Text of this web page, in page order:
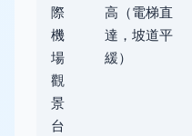
際
機
場
觀
景
台
高（電梯直
達，坡道平
緩）